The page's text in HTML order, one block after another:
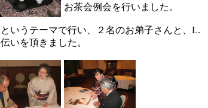
お茶会例会を行いました。
というテーマで行い、２名のお弟子さんと、L.
いを頂きました。